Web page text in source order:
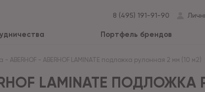
8 (495) 191-91-90
Портфель брендов
- ABERHOF - ABERHOF LAMINATE подложка рулонная 2 мм (10 м2)
LAMINATE